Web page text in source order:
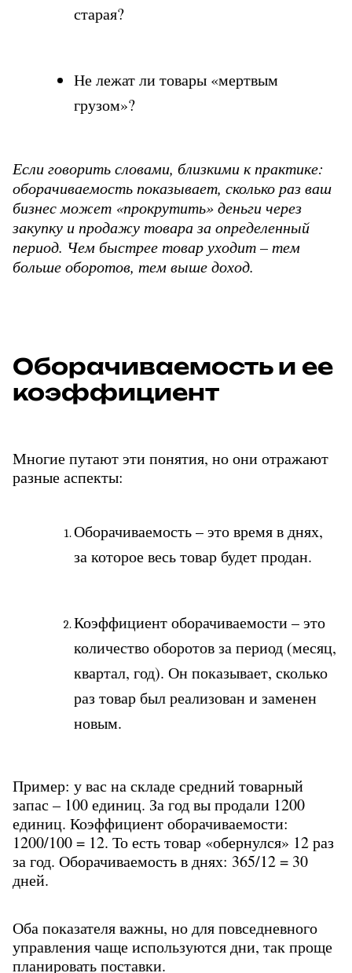
старая?
Не лежат ли товары «мертвым
грузом»?
Если говорить словами, близкими к практике:
оборачиваемость показывает, сколько раз ваш
бизнес может «прокрутить» деньги через
закупку и продажу товара за определенный
период. Чем быстрее товар уходит – тем
больше оборотов, тем выше доход.
Оборачиваемость и ее
коэффициент
Многие путают эти понятия, но они отражают
разные аспекты:
Оборачиваемость – это время в днях,
за которое весь товар будет продан.
Коэффициент оборачиваемости – это
количество оборотов за период (месяц,
квартал, год). Он показывает, сколько
раз товар был реализован и заменен
новым.
Пример: у вас на складе средний товарный
запас – 100 единиц. За год вы продали 1200
единиц. Коэффициент оборачиваемости:
1200/100 = 12. То есть товар «обернулся» 12 раз
за год. Оборачиваемость в днях: 365/12 = 30
дней.
Оба показателя важны, но для повседневного
управления чаще используются дни, так проще
планировать поставки.